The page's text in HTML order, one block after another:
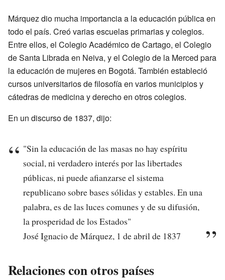
Márquez dio mucha importancia a la educación pública en
todo el país. Creó varias escuelas primarias y colegios.
Entre ellos, el Colegio Académico de Cartago, el Colegio
de Santa Librada en Neiva, y el Colegio de la Merced para
la educación de mujeres en Bogotá. También estableció
cursos universitarios de filosofía en varios municipios y
cátedras de medicina y derecho en otros colegios.
En un discurso de 1837, dijo:
"Sin la educación de las masas no hay espíritu
social, ni verdadero interés por las libertades
públicas, ni puede afianzarse el sistema
republicano sobre bases sólidas y estables. En una
palabra, es de las luces comunes y de su difusión,
la prosperidad de los Estados"
José Ignacio de Márquez, 1 de abril de 1837
Relaciones con otros países